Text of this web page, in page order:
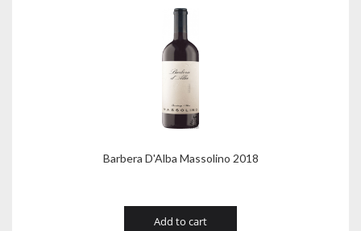
Barbera D'Alba Massolino 2018
Add to cart